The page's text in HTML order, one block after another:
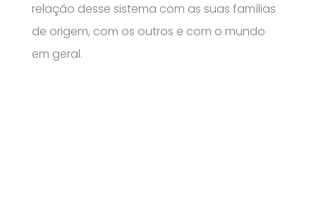
relação desse sistema com as suas famílias
de origem, com os outros e com o mundo
em geral.